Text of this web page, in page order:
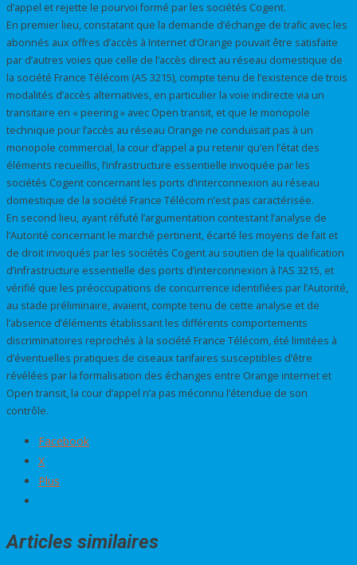
d’appel et rejette le pourvoi formé par les sociétés Cogent.
En premier lieu, constatant que la demande d’échange de trafic avec les
abonnés aux offres d’accès à Internet d’Orange pouvait être satisfaite
par d’autres voies que celle de l’accès direct au réseau domestique de
la société France Télécom (AS 3215), compte tenu de l’existence de trois
modalités d’accès alternatives, en particulier la voie indirecte via un
transitaire en « peering » avec Open transit, et que le monopole
technique pour l’accès au réseau Orange ne conduisait pas à un
monopole commercial, la cour d’appel a pu retenir qu’en l’état des
éléments recueillis, l’infrastructure essentielle invoquée par les
sociétés Cogent concernant les ports d’interconnexion au réseau
domestique de la société France Télécom n’est pas caractérisée.
En second lieu, ayant réfuté l’argumentation contestant l’analyse de
l’Autorité concernant le marché pertinent, écarté les moyens de fait et
de droit invoqués par les sociétés Cogent au soutien de la qualification
d’infrastructure essentielle des ports d’interconnexion à l’AS 3215, et
vérifié que les préoccupations de concurrence identifiées par l’Autorité,
au stade préliminaire, avaient, compte tenu de cette analyse et de
l’absence d’éléments établissant les différents comportements
discriminatoires reprochés à la société France Télécom, été limitées à
d’éventuelles pratiques de ciseaux tarifaires susceptibles d’être
révélées par la formalisation des échanges entre Orange internet et
Open transit, la cour d’appel n’a pas méconnu l’étendue de son
contrôle.
Facebook
X
Plus
Articles similaires